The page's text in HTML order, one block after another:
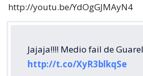
http://youtu.be/YdOgGJMAyN4
Jajaja!!!! Medio fail de
http://t.co/XyR3blkqSe